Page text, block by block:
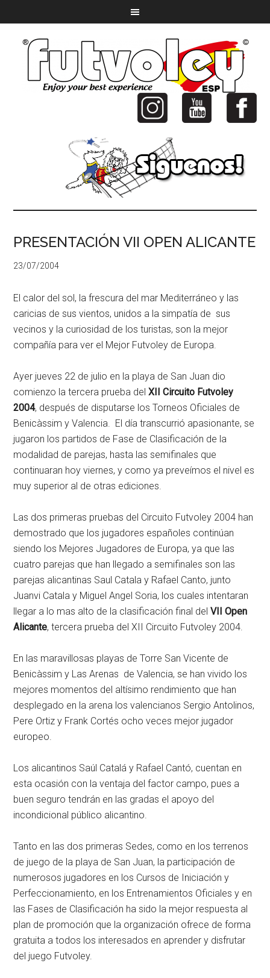
PRESENTACIÓN VII OPEN ALICANTE
23/07/2004
El calor del sol, la frescura del mar Mediterráneo y las
caricias de sus vientos, unidos a la simpatía de sus
vecinos y la curiosidad de los turistas, son la mejor
compañía para ver el Mejor Futvoley de Europa.
Ayer jueves 22 de julio en la playa de San Juan dio
comienzo la tercera prueba delXII Circuito Futvoley
2004, después de disputarse los Torneos Oficiales de
Benicàssim y Valencia. El día transcurrió apasionante, se
jugaron los partidos de Fase de Clasificación de la
modalidad de parejas, hasta las semifinales que
continuaran hoy viernes, y como ya preveímos el nivel es
muy superior al de otras ediciones.
Las dos primeras pruebas del Circuito Futvoley 2004 han
demostrado que los jugadores españoles continúan
siendo los Mejores Jugadores de Europa, ya que las
cuatro parejas que han llegado a semifinales son las
parejas alicantinas Saul Catala y Rafael Canto, junto
Juanvi Catala y Miguel Angel Soria, los cuales intentaran
llegar a lo mas alto de la clasificación final del VII Open
Alicante, tercera prueba del XII Circuito Futvoley 2004.
En las maravillosas playas de Torre San Vicente de
Benicàssim y Las Arenas de Valencia, se han vivido los
mejores momentos del altísimo rendimiento que han
desplegado en la arena los valencianos Sergio Antolinos,
Pere Ortiz y Frank Cortés ocho veces mejor jugador
europeo.
Los alicantinos Saúl Catalá y Rafael Cantó, cuentan en
esta ocasión con la ventaja del factor campo, pues a
buen seguro tendrán en las gradas el apoyo del
incondicional público alicantino.
Tanto en las dos primeras Sedes, como en los terrenos
de juego de la playa de San Juan, la participación de
numerosos jugadores en los Cursos de Iniciación y
Perfeccionamiento, en los Entrenamientos Oficiales y en
las Fases de Clasificación ha sido la mejor respuesta al
plan de promoción que la organización ofrece de forma
gratuita a todos los interesados en aprender y disfrutar
del juego Futvoley.